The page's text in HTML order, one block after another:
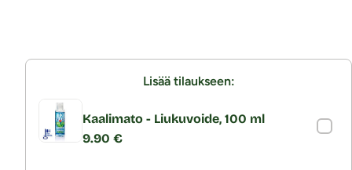
Lisää tilaukseen:
Kaalimato - Liukuvoide, 100 ml
9.90 €